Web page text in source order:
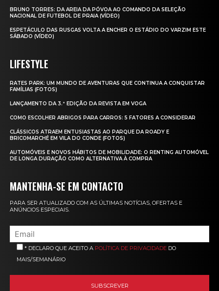
BRUNO TORRES: DA AREIA DA PÓVOA AO COMANDO DA SELEÇÃO
NACIONAL DE FUTEBOL DE PRAIA (VÍDEO)
ESPETÁCULO DAS RUSGAS VOLTA A ENCHER O ESTÁDIO DO VARZIM ESTE
SÁBADO (VÍDEO)
LIFESTYLE
RATES PARK: UM MUNDO DE AVENTURAS QUE CONTINUA A CONQUISTAR
FAMÍLIAS (FOTOS)
LANÇAMENTO DA 3.ª EDIÇÃO DA REVISTA EM VOGA
COMO ESCOLHER ABRIGOS PARA CARROS: 5 FATORES A CONSIDERAR
CLÁSSICOS ATRAEM ENTUSIASTAS AO PARQUE DA ROADY E
BRICOMARCHÉ EM VILA DO CONDE (FOTOS)
AUTOMÓVEIS E NOVOS HÁBITOS DE MOBILIDADE: O RENTING AUTOMÓVEL
DE LONGA DURAÇÃO COMO ALTERNATIVA À COMPRA
MANTENHA-SE EM CONTACTO
PARA SER ATUALIZADO COM AS ÚLTIMAS NOTÍCIAS, OFERTAS E
ANÚNCIOS ESPECIAIS.
* DECLARO QUE ACEITO A POLÍTICA DE PRIVACIDADE DO
MAIS/SEMANÁRIO